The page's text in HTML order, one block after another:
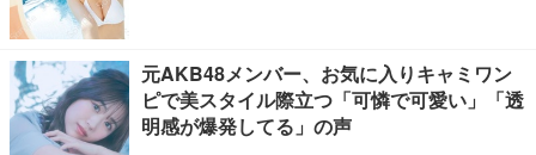
元AKB48メンバー、お気に入りキャミワン
ピで美スタイル際立つ「可憐で可愛い」「透
明感が爆発してる」の声